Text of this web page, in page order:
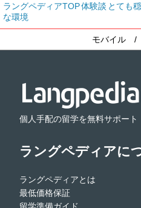
ラングペディアTOP体験談 とても
な環境
モバイル /
個人手配の留学を無料サポート
ラングペディアに
ラングペディアとは
最低価格保証
留学準備ガイド